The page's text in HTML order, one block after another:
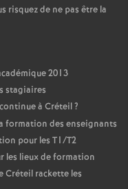
risquez de ne pas être la
2013
stagiaires
à Créteil?
formation des enseignants
pour les T1/T2
les lieux de formation
Créteil rackette les